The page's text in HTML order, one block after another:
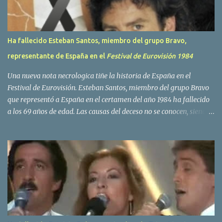
Ha fallecido Esteban Santos, miembro del grupo Bravo,
representante de España en el Festival de Eurovisión 1984
Una nueva nota necrologica tiñe la historia de España en el
Festival de Eurovisión. Esteban Santos, miembro del grupo Bravo
que representó a España en el certamen del año 1984 ha fallecido
a los 69 años de edad. Las causas del deceso no se conocen, siendo
traves de las redes sociales. Nacido en Tolosa en 1951, durante su
epoca universitaria en la carrera de empresariales conoció al
estudiante de medicina Luis Villar, comenzando a actuar
juntos,Santos a la guitarra y Villar al piano, sin atreverse a dar el
salto al mercado profesional. Sin embargo esto cambió gracias a la
propia Amaia Saizar, que tras su abandono de Trigo Limpio,
recibió por parte de la discografica Hispavox el encargo de crear